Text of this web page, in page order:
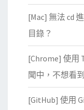
[Mac] 無法 cd
目錄？
[Chrome] 使用
聞中，不想看
[GitHub] 使用